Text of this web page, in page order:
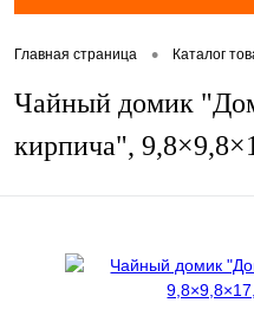
Главная страница • Каталог
Чайный домик
кирпича",